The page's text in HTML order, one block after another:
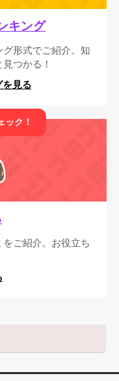
キング
形式でご紹介。知
つかる！
を見る
ック！
ご紹介。お役立ち